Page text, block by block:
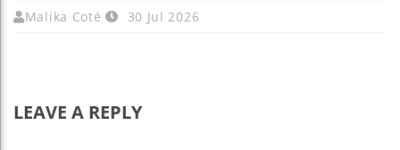
Malika Coté 30 Jul 2026
LEAVE A REPLY